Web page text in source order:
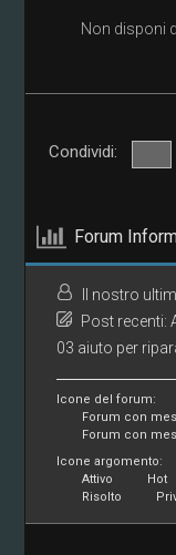
Non disponi
Condividi:
Forum
Il nostro
Post recenti:
03 aiuto per
Icone del forum:
Forum con
Forum con
Icone argomento:
Attivo
Hot
Risolto